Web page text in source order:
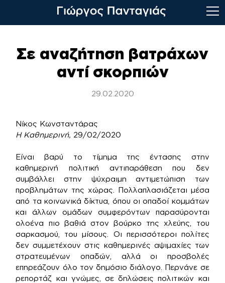
contentΣε αναζήτηση βατράχων
αντί σκορπιών
29.02.2020
Νίκος Κωνσταντάρας
Η Καθημερινή, 29/02/2020
Είναι βαρύ το τίμημα της έντασης στην
καθημερινή πολιτική αντιπαράθεση που δεν
συμβάλλει στην ψύχραιμη αντιμετώπιση των
προβλημάτων της χώρας. Πολλαπλασιάζεται μέσα
από τα κοινωνικά δίκτυα, όπου οι οπαδοί κομμάτων
και άλλων ομάδων συμφερόντων παρασύρονται
ολοένα πιο βαθιά στον βούρκο της χλεύης, του
σαρκασμού, του μίσους. Οι περισσότεροι πολίτες
δεν συμμετέχουν στις καθημερινές αψιμαχίες των
στρατευμένων οπαδών, αλλά οι προσβολές
επηρεάζουν όλο τον δημόσιο διάλογο. Περνάνε σε
ρεπορτάζ και γνώμες, σε δηλώσεις πολιτικών και